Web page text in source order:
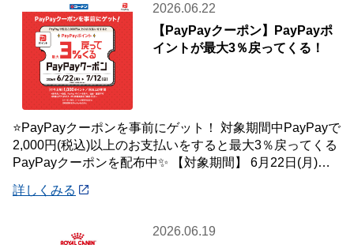
2026.06.22
【PayPayクーポン】PayPayポ
イントが最大3％戻ってくる！
⭐PayPayクーポンを事前にゲット！ 対象期間中PayPayで
2,000円(税込)以上のお支払いをすると最大3％戻ってくる
PayPayクーポンを配布中✨ 【対象期間】 6月22日(月)～7
詳しくみる
2026.06.19